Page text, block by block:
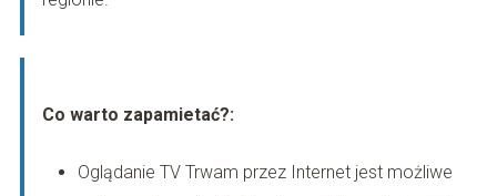
Co warto zapamietać?:
Oglądanie TV Trwam przez Internet jest możliwe